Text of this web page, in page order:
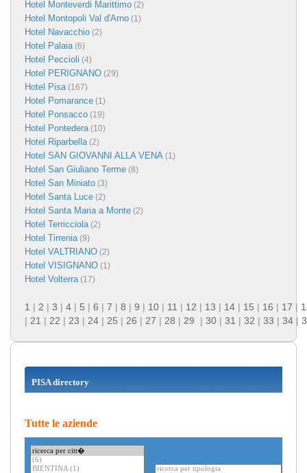
Hotel Monteverdi Marittimo (2)
Hotel Montopoli Val d'Arno (1)
Hotel Navacchio (2)
Hotel Palaia(6)
Hotel Peccioli (4)
Hotel PERIGNANO (29)
Hotel Pisa(167)
Hotel Pomarance (1)
Hotel Ponsacco (19)
Hotel Pontedera(10)
Hotel Riparbella(2)
Hotel SAN GIOVANNI ALLA VENA (1)
Hotel San Giuliano Terme (8)
Hotel San Miniato (3)
Hotel Santa Luce (2)
Hotel Santa Maria a Monte (2)
Hotel Terricciola(2)
Hotel Tirrenia(9)
Hotel VALTRIANO (2)
Hotel VISIGNANO (1)
Hotel Volterra(17)
1 | 2 | 3 | 4 | 5 | 6 | 7 | 8 | 9 | 10 | 11 | 12 | 13 | 14 | 15 | 16 | 17 |
| 21 | 22 | 23 | 24 | 25 | 26 | 27 | 28 | 29 | 30 | 31 | 32 | 33 | 34 |
PISA directory
Tutte le aziende